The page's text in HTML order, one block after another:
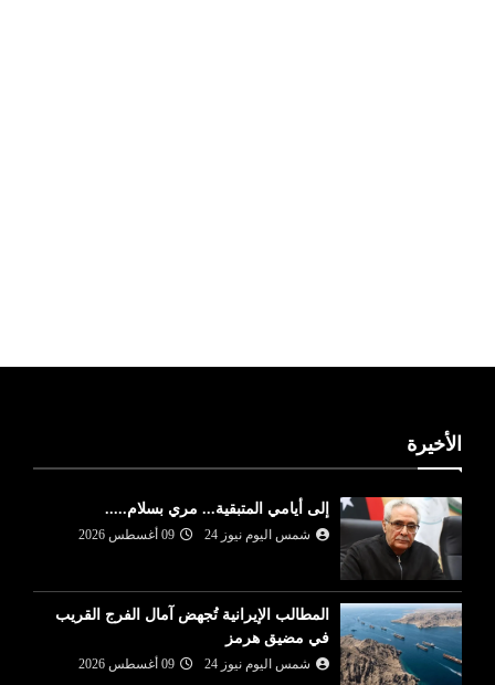
الأخيرة
إلى أيامي المتبقية... مري بسلام.....
شمس اليوم نيوز 24 09 أغسطس 2026
المطالب الإيرانية تُجهض آمال الفرج القريب
في مضيق هرمز
شمس اليوم نيوز 24 09 أغسطس 2026